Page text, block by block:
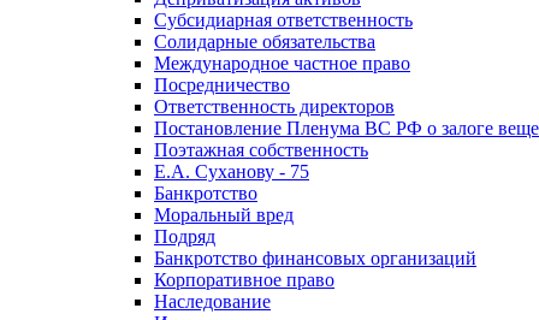
Субсидиарная ответственность
Солидарные обязательства
Международное частное право
Посредничество
Ответственность директоров
Постановление Пленума ВС РФ о залоге
Поэтажная собственность
Е.А. Суханову - 75
Банкротство
Моральный вред
Подряд
Банкротство финансовых организаций
Корпоративное право
Наследование